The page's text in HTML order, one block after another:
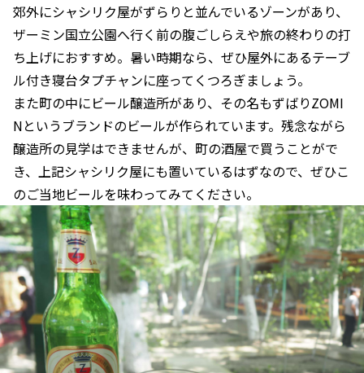
郊外にシャシリク屋がずらりと並んでいるゾーンがあり、
ザーミン国立公園へ行く前の腹ごしらえや旅の終わりの打
ち上げにおすすめ。暑い時期なら、ぜひ屋外にあるテーブ
ル付き寝台タプチャンに座ってくつろぎましょう。
また町の中にビール醸造所があり、その名もずばりZOMI
Nというブランドのビールが作られています。残念ながら
醸造所の見学はできませんが、町の酒屋で買うことがで
き、上記シャシリク屋にも置いているはずなので、ぜひこ
のご当地ビールを味わってみてください。